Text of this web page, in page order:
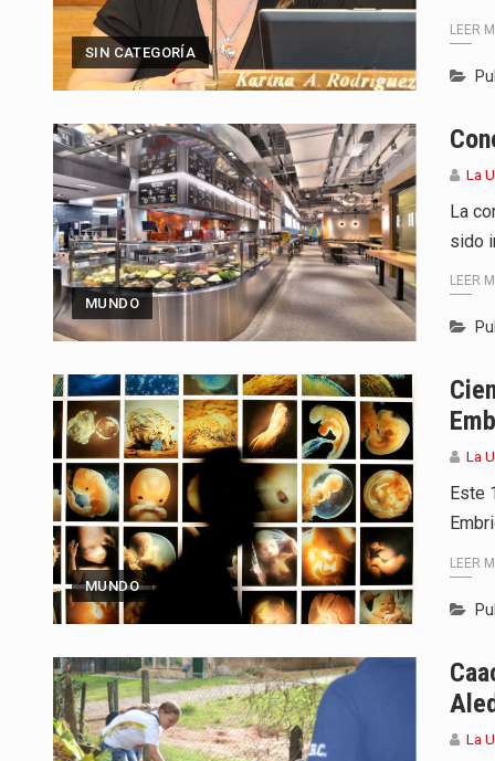
SIN CATEGORÍA
LEER
MUNDO
La
La
sido
LEER
MUNDO
La
Este
LEER
La